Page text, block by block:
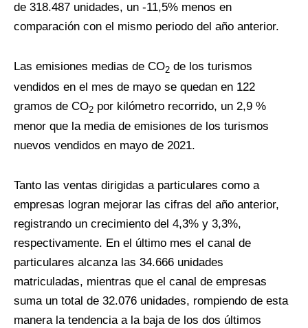
de 318.487 unidades, un -11,5% menos en
comparación con el mismo periodo del año anterior.
Las emisiones medias de CO2 de los turismos
vendidos en el mes de mayo se quedan en 122
gramos de CO2 por kilómetro recorrido, un 2,9 %
menor que la media de emisiones de los turismos
nuevos vendidos en mayo de 2021.
Tanto las ventas dirigidas a particulares como a
empresas logran mejorar las cifras del año anterior,
registrando un crecimiento del 4,3% y 3,3%,
respectivamente. En el último mes el canal de
particulares alcanza las 34.666 unidades
matriculadas, mientras que el canal de empresas
suma un total de 32.076 unidades, rompiendo de esta
manera la tendencia a la baja de los dos últimos